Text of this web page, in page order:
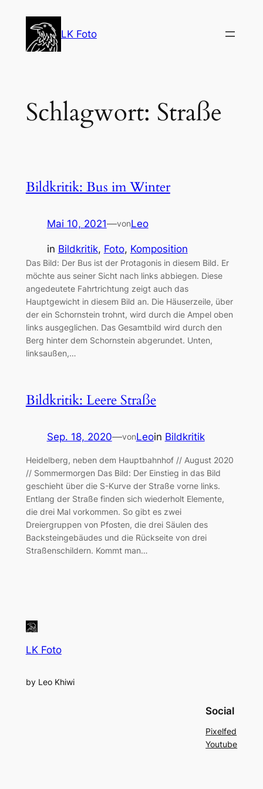
springen
LK Foto
Schlagwort: Straße
Bildkritik: Bus im Winter
Mai 10, 2021—vonLeo
in Bildkritik, Foto, Komposition
Das Bild: Der Bus ist der Protagonis in diesem Bild. Er
möchte aus seiner Sicht nach links abbiegen. Diese
angedeutete Fahrtrichtung zeigt auch das
Hauptgewicht in diesem Bild an. Die Häuserzeile, über
der ein Schornstein trohnt, wird durch die Ampel oben
links ausgeglichen. Das Gesamtbild wird durch den
Berg hinter dem Schornstein abgerundet. Unten,
linksaußen,…
Bildkritik: Leere Straße
Sep. 18, 2020—vonLeoin Bildkritik
Heidelberg, neben dem Hauptbahnhof // August 2020
// Sommermorgen Das Bild: Der Einstieg in das Bild
geschieht über die S-Kurve der Straße vorne links.
Entlang der Straße finden sich wiederholt Elemente,
die drei Mal vorkommen. So gibt es zwei
Dreiergruppen von Pfosten, die drei Säulen des
Backsteingebäudes und die Rückseite von drei
Straßenschildern. Kommt man…
LK Foto
by Leo Khiwi
Social
Pixelfed
Youtube